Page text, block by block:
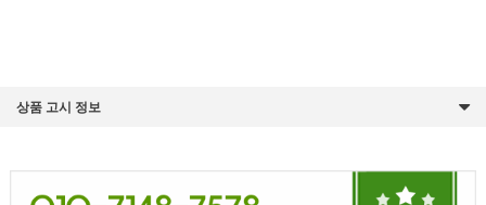
상품 고시 정보